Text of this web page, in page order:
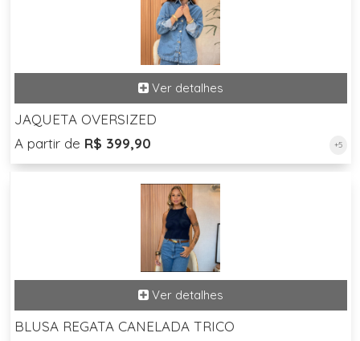
JAQUETA OVERSIZED
A partir de R$ 399,90 +5
BLUSA REGATA CANELADA TRICO